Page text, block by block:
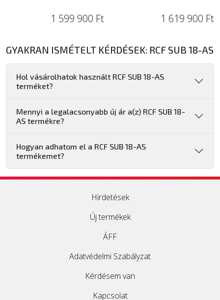
1 599 900 Ft 1 619 900 Ft
GYAKRAN ISMÉTELT KÉRDÉSEK: RCF SUB 18-AS
Hol vásárolhatok használt RCF SUB 18-AS
terméket?
Mennyi a legalacsonyabb új ár a(z) RCF SUB 18-
AS termékre?
Hogyan adhatom el a RCF SUB 18-AS
termékemet?
Hirdetések
Új termékek
ÁFF
Adatvédelmi Szabályzat
Kérdésem van
Kapcsolat